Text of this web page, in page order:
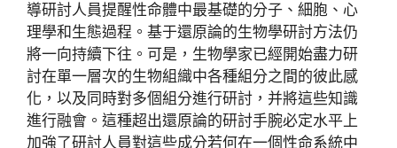
導研討人員提醒性命體中最基礎的分子、細胞、心
理學和生態過程。基于還原論的生物學研討方法仍
將一向持續下往。可是，生物學家已經開始盡力研
討在單一層次的生物組織中各種組分之間的彼此感
化，以及同時對多個組分進行研討，并將這些知識
進行融會。這種超出還原論的研討手腕必定水平上
加強了研討人員對這些成分若何在一個性命系統中